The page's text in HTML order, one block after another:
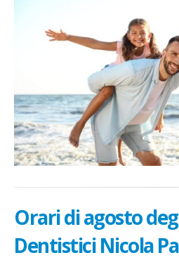
Orari di agosto
Dentistici Nicola